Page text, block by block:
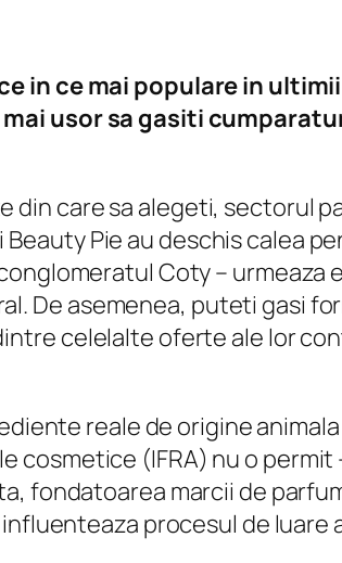
in ce mai populare in
usor sa gasiti
care sa alegeti, sectorul
Pie au deschis calea
Coty – urmeaza
De asemenea, puteti gasi
celelalte oferte ale lor
reale de origine
(IFRA) nu o permit
fondatoarea marcii de
procesul de luare